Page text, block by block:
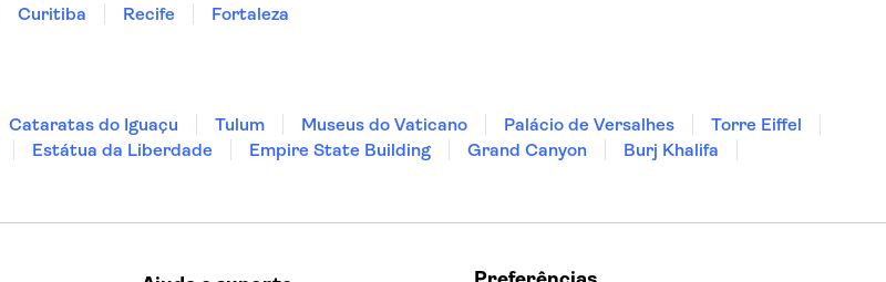
Curitiba Recife
Fortaleza
Cataratas do Iguaçu Tulum Museus do Vaticano Palácio de Versalhes
Torre Eiffel
Estátua da Liberdade Empire State Building Grand Canyon
Burj Khalifa